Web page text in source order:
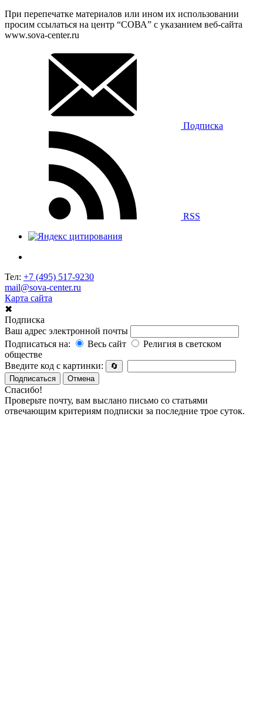
При перепечатке материалов или ином их использовании
просим ссылаться на центр “СОВА” с указанием веб-сайта
www.sova-center.ru
Подписка
RSS
Тел: +7 (495) 517-9230
mail@sova-center.ru
Карта сайта
✖
Подписка
Ваш адрес электронной почты
Подписаться на:
Весь сайт
Религия в светском
обществе
Введите код с картинки:
🔄
Подписаться
Отмена
Спасибо!
Проверьте почту, вам выслано письмо со статьями
отвечающим критериям подписки за последние трое суток.